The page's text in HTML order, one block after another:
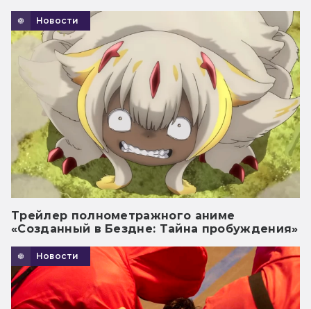
Новости
Трейлер полнометражного аниме
«Созданный в Бездне: Тайна пробуждения»
Новости